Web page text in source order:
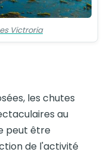
Victroria
les chutes
au
peut être
de l'activité